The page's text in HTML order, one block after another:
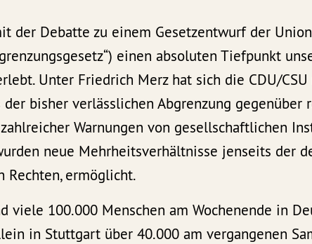
der Debatte zu einem Gesetzentwurf der Union
einen absoluten Tiefpunkt
Unter Friedrich Merz hat sich die CDU/
der bisher verlässlichen Abgrenzung gegenüber
Warnungen von gesellschaftlichen
neue Mehrheitsverhältnisse jenseits der
Rechten, ermöglicht.
viele 100.000 Menschen am Wochenende in
in Stuttgart über 40.000 am vergangenen